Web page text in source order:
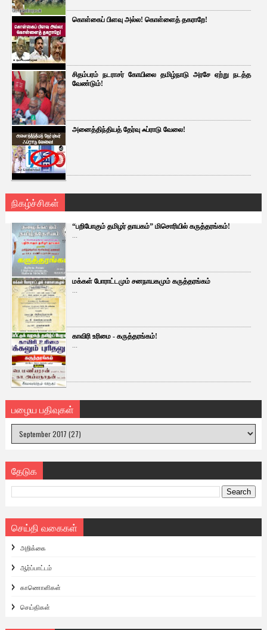
கொள்கைப் பிளவு அல்ல! கொள்ளைத் தகராறே!
சிதம்பரம் நடராசர் கோயிலை தமிழ்நாடு அரசே ஏற்று நடத்த
வேண்டும்!
அனைத்திந்தியத் தேர்வு ஃப்ராடு வேலை!
நிகழ்ச்சிகள்
“பறிபோகும் தமிழர் தாயகம்” மிசொரியில் கருத்தரங்கம்!
...
மக்கள் போராட்டமும் சனநாயகமும் கருத்தரங்கம்
...
காவிரி உரிமை - கருத்தரங்கம்!
...
பழைய பதிவுகள்
தேடுக
செய்தி வகைகள்
அறிக்கை
ஆர்ப்பாட்டம்
காணொளிகள்
செய்திகள்